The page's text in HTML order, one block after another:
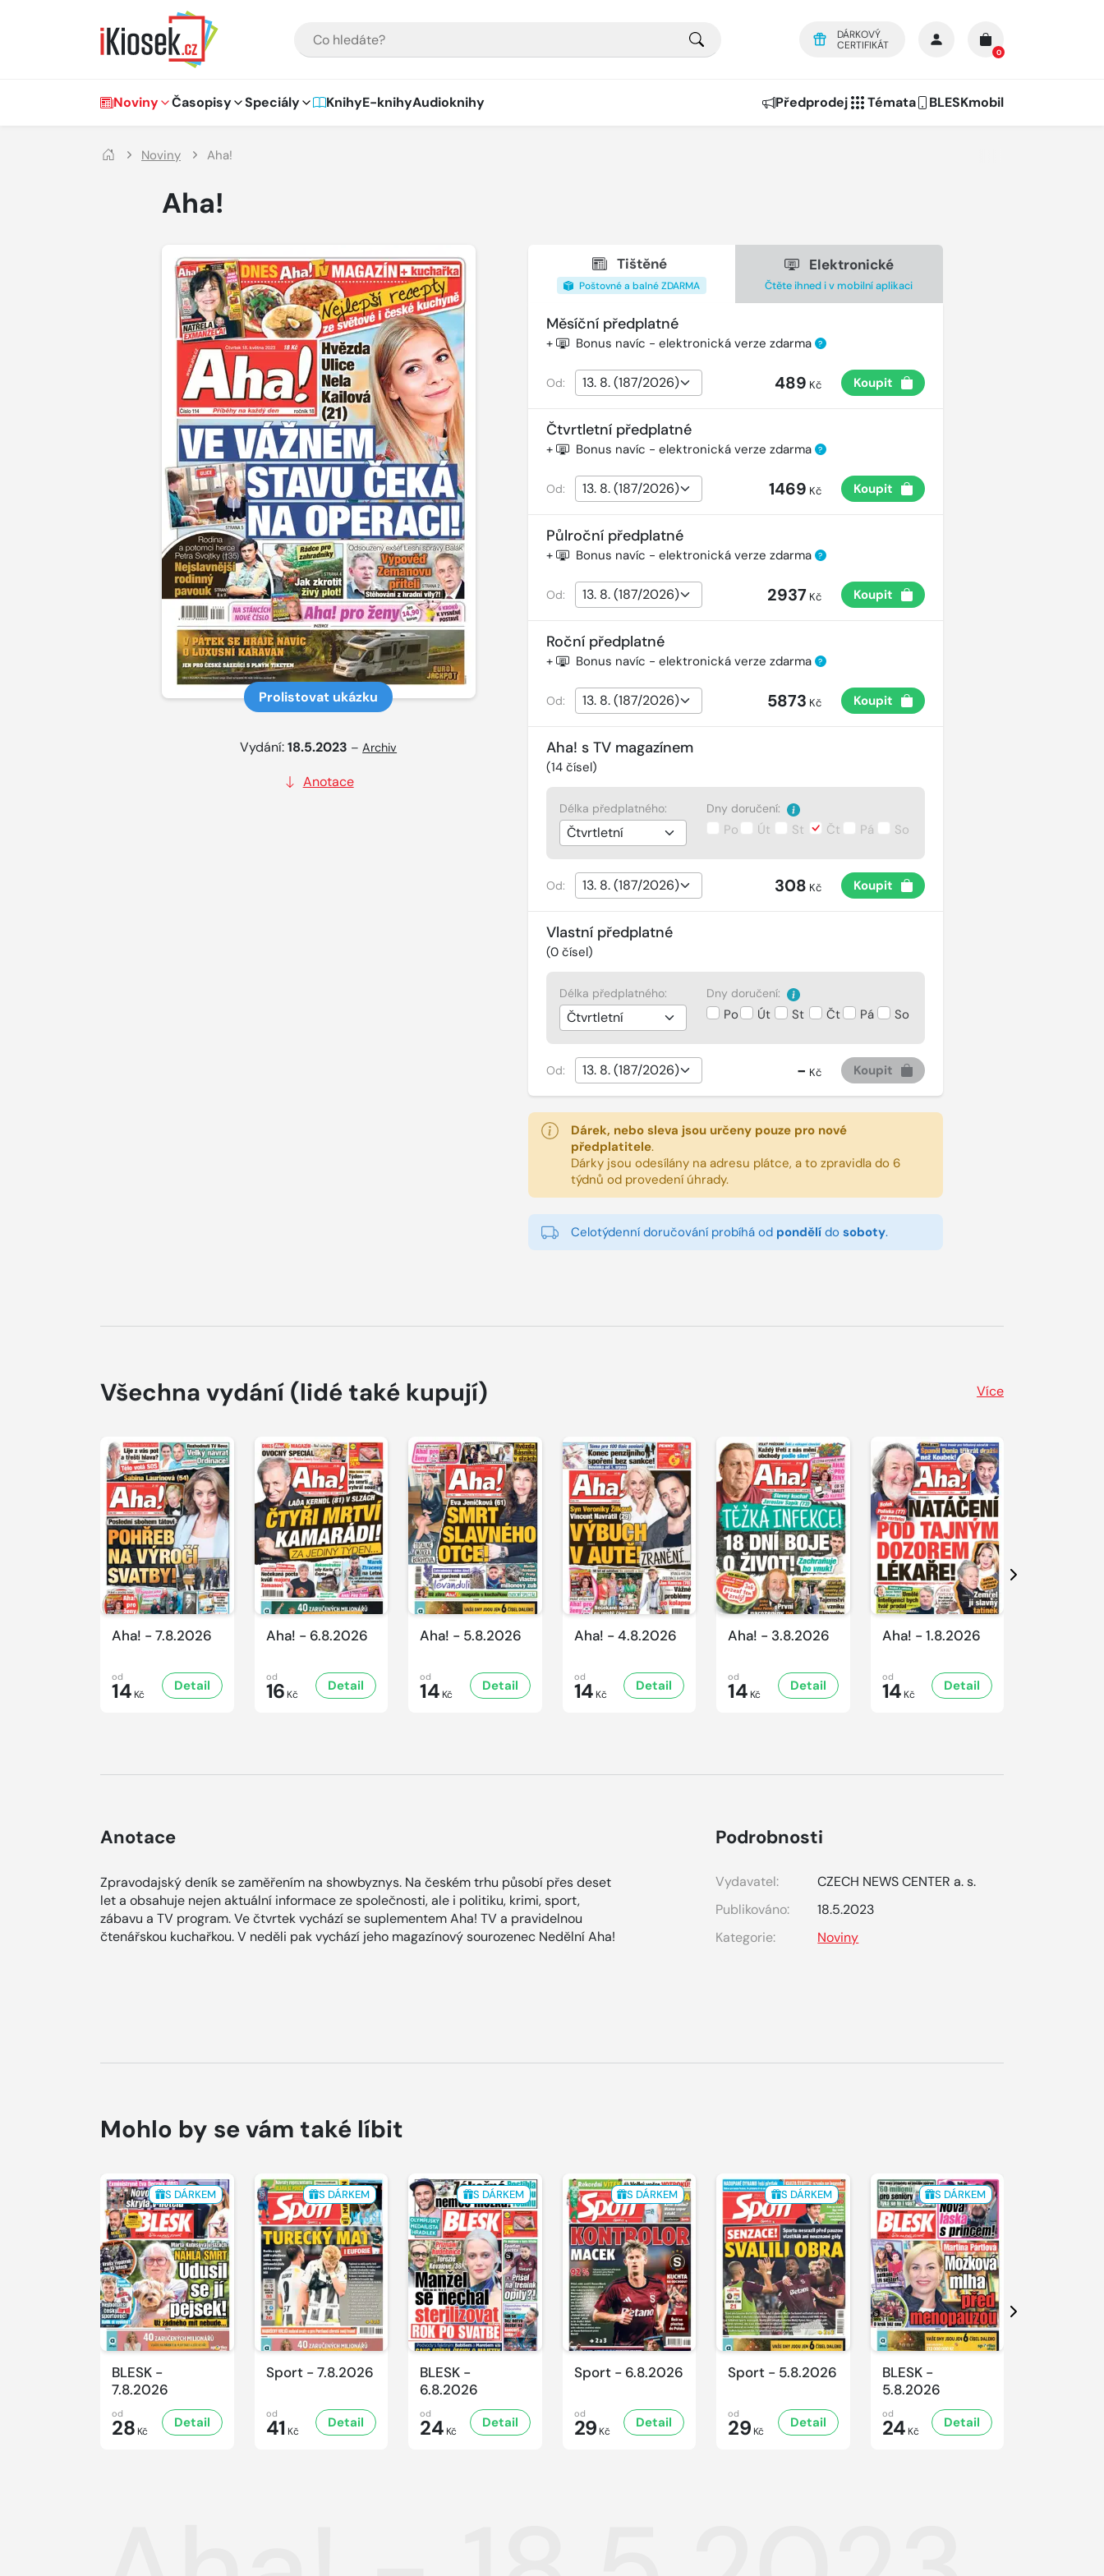
DÁRKOVÝ
CERTIFIKÁT
0
Hlavní navigace
Noviny Časopisy Speciály KnihyE-knihyAudioknihy Předprodej Témata BLESKmobil
Noviny Aha!
Aha!
Prolistovat ukázku
Vydání:18.5.2023 –Archiv
Anotace
Tištěné
Poštovné a balné ZDARMA
Elektronické
Čtěte ihned i v mobilní aplikaci
Měsíční předplatné
+ Bonus navíc - elektronická verze zdarma ?
Od: 489 Kč Koupit
Čtvrtletní předplatné
+ Bonus navíc - elektronická verze zdarma ?
Od: 1469 Kč Koupit
Půlroční předplatné
+ Bonus navíc - elektronická verze zdarma ?
Od: 2937 Kč Koupit
Roční předplatné
+ Bonus navíc - elektronická verze zdarma ?
Od: 5873 Kč Koupit
Aha! s TV magazínem
(14čísel)
Délka předplatného: Dny doručení:
Po Út St Čt Pá So
Od: 308 Kč Koupit
Vlastní předplatné
(0čísel)
Délka předplatného: Dny doručení:
Po Út St Čt Pá So
Od: - Kč Koupit
Dárek, nebo sleva jsou určeny pouze pro nové
předplatitele.
Dárky jsou odesílány na adresu plátce, a to zpravidla do 6
týdnů od provedení úhrady.
Celotýdenní doručování probíhá od pondělído soboty.
Všechna vydání (lidé také kupují) Více
Aha! - 7.8.2026
od
14 Kč
Detail
Aha! - 6.8.2026
od
16 Kč
Detail
Aha! - 5.8.2026
od
14 Kč
Detail
Aha! - 4.8.2026
od
14 Kč
Detail
Aha! - 3.8.2026
od
14 Kč
Detail
Aha! - 1.8.2026
od
14 Kč
Detail
Další
Anotace
Zpravodajský deník se zaměřením na showbyznys. Na českém trhu působí přes deset
let a obsahuje nejen aktuální informace ze společnosti, ale i politiku, krimi, sport,
zábavu a TV program. Ve čtvrtek vychází se suplementem Aha! TV a pravidelnou
čtenářskou kuchařkou. V neděli pak vychází jeho magazínový sourozenec Nedělní Aha!
Podrobnosti
Vydavatel:
CZECH NEWS CENTER a. s.
Publikováno:
18.5.2023
Kategorie:
Noviny
Mohlo by se vám také líbit
S DÁRKEM
BLESK -
7.8.2026
od
28 Kč
Detail
S DÁRKEM
Sport - 7.8.2026
od
41 Kč
Detail
S DÁRKEM
BLESK -
6.8.2026
od
24 Kč
Detail
S DÁRKEM
Sport - 6.8.2026
od
29 Kč
Detail
S DÁRKEM
Sport - 5.8.2026
od
29 Kč
Detail
S DÁRKEM
BLESK -
5.8.2026
od
24 Kč
Detail
Další